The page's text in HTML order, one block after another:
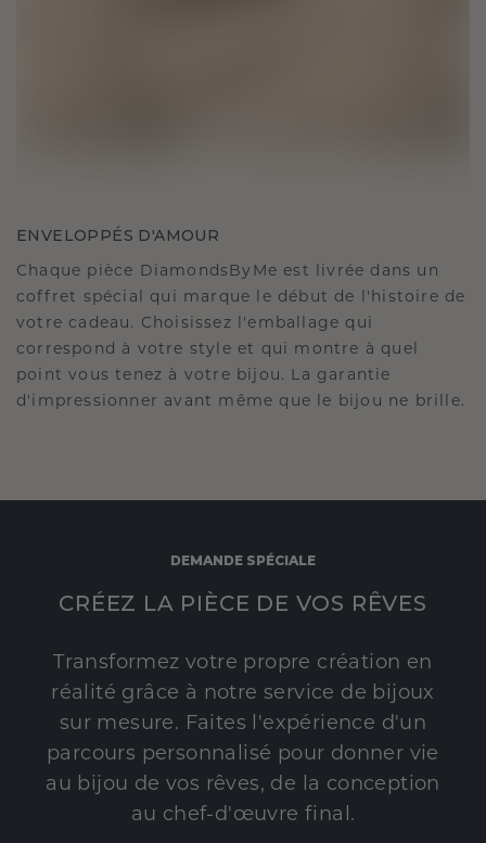
ENVELOPPÉS D'AMOUR
Chaque pièce DiamondsByMe est livrée dans un
coffret spécial qui marque le début de l'histoire de
votre cadeau. Choisissez l'emballage qui
correspond à votre style et qui montre à quel
point vous tenez à votre bijou. La garantie
d'impressionner avant même que le bijou ne brille.
DEMANDE SPÉCIALE
CRÉEZ LA PIÈCE DE VOS RÊVES
Transformez votre propre création en
réalité grâce à notre service de bijoux
sur mesure. Faites l'expérience d'un
parcours personnalisé pour donner vie
au bijou de vos rêves, de la conception
au chef-d'œuvre final.